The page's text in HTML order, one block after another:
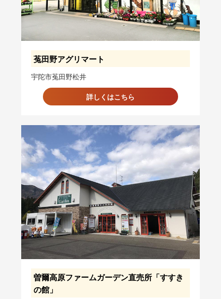
菟田野アグリマート
宇陀市菟田野松井
詳しくはこちら
曽爾高原ファームガーデン直売所「すすき
の館」